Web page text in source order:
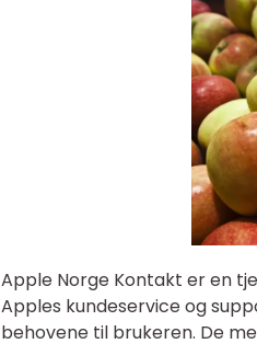
Apple Norge Kontakt er en
Apples kundeservice og
behovene til brukeren. De